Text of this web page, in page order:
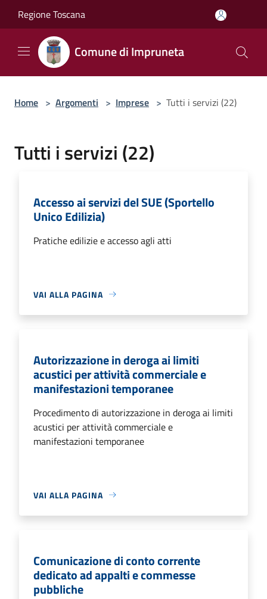
Regione Toscana
Comune di Impruneta
Home > Argomenti > Imprese > Tutti i servizi (22)
Tutti i servizi (22)
Accesso ai servizi del SUE (Sportello
Unico Edilizia)
Pratiche edilizie e accesso agli atti
VAI ALLA PAGINA
Autorizzazione in deroga ai limiti
acustici per attività commerciale e
manifestazioni temporanee
Procedimento di autorizzazione in deroga ai limiti
acustici per attività commerciale e
manifestazioni temporanee
VAI ALLA PAGINA
Comunicazione di conto corrente
dedicato ad appalti e commesse
pubbliche